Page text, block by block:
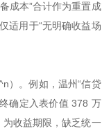
成本”合计作为重置成
适用于“无明确收益场
）。例如，温州“信贷
确定入表价值 378 万
为收益期限，缺乏统一